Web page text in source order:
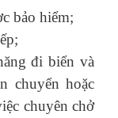
bảo hiểm;
đi biển và
chuyển hoặc
chuyên chở